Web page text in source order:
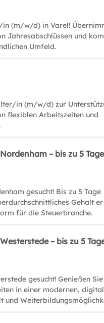
in (m/w/d) in Varel!
Jahresabschlüssen und
Umfeld.
in (m/w/d) zur
flexiblen Arbeitszeiten und
– bis zu 5 Tage
gesucht! Bis zu 5 Tage
Gehalt
für die Steuerbranche.
– bis zu 5
gesucht! Genießen
in einer modernen,
und